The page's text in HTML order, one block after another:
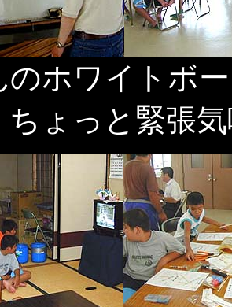
のホワイトボ
っと緊張気